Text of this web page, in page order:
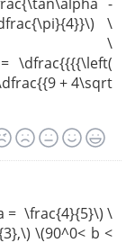
\
\
\dfrac{{{{\left(
+ 4\sqrt
= \frac{4}{5}\) \
\(90^0< b <